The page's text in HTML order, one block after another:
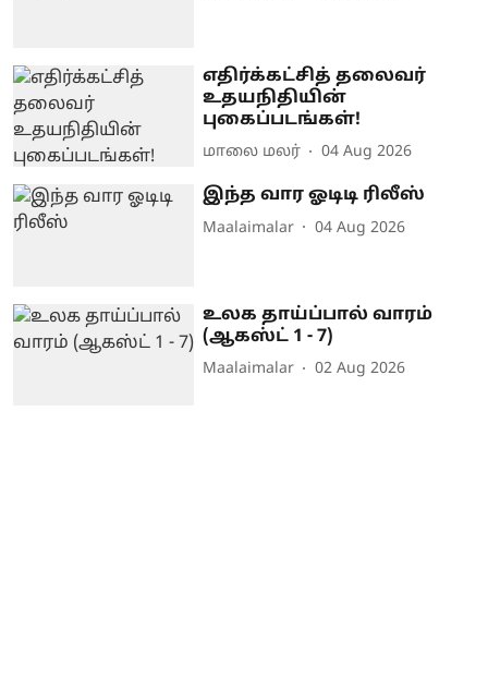
எதிர்க்கட்சித் தலைவர்
உதயநிதியின்
புகைப்படங்கள்!
மாலை மலர் 04 Aug 2026
இந்த வார ஓடிடி ரிலீஸ்
Maalaimalar 04 Aug 2026
உலக தாய்ப்பால் வாரம்
(ஆகஸ்ட் 1 - 7)
Maalaimalar 02 Aug 2026